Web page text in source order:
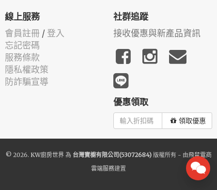
線上服務
會員註冊 / 登入
忘記密碼
服務條款
隱私權政策
防詐騙宣導
社群追蹤
接收優惠與新產品資訊
優惠領取
領取優惠
© 2026. KW廚房世界為 台灣寶櫥有限公司(53072684)版權所有 - 由飛鼠電商
雲端服務建置